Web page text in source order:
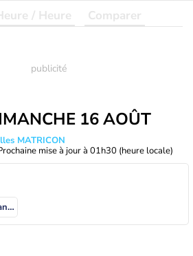
/ Heure Comparer
16 AOÛT
MATRICON
mise à jour à 01h30 (heure locale)
Actualités Météo à l'étranger